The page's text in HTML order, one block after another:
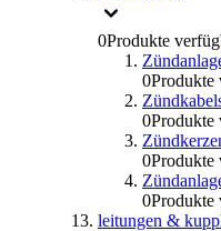
0Produkte
0Produkte
0Produkte
0Produkte
0Produkte
leitungen &